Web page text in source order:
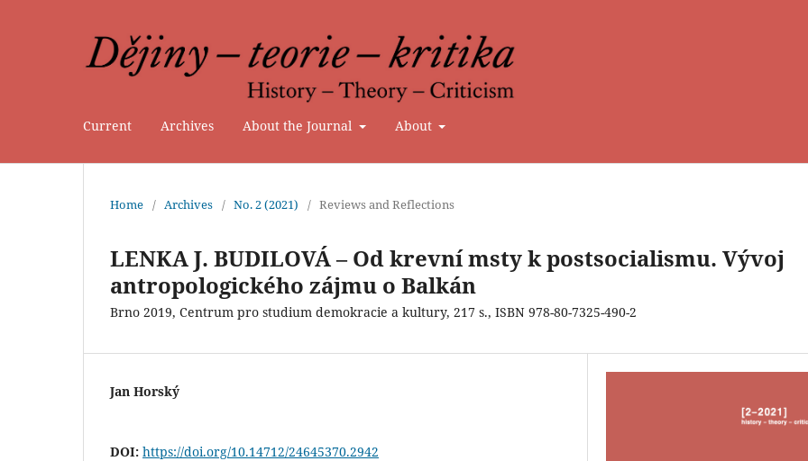
Current Archives About the Journal About
Home / Archives / No. 2 (2021) / Reviews and Reflections
LENKA J. BUDILOVÁ – Od krevní msty k postsocialismu. Vývoj
antropologického zájmu o Balkán
Brno 2019, Centrum pro studium demokracie a kultury, 217 s., ISBN 978-80-7325-490-2
Jan Horský
DOI: https://doi.org/10.14712/24645370.2942